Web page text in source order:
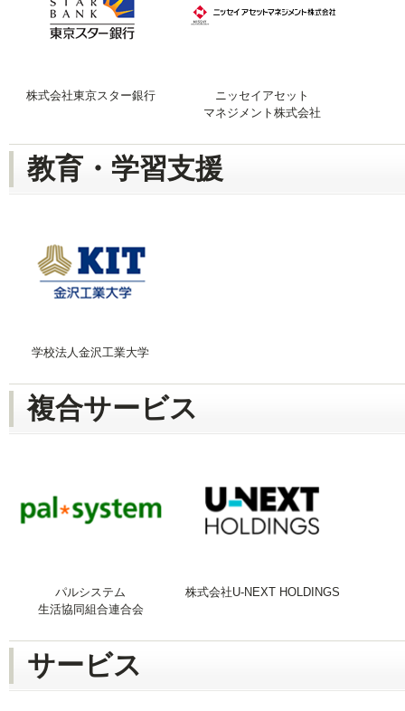
株式会社東京スター銀行
ニッセイアセット
マネジメント株式会社
教育・学習支援
学校法人金沢工業大学
複合サービス
パルシステム
生活協同組合連合会
株式会社U-NEXT HOLDINGS
サービス